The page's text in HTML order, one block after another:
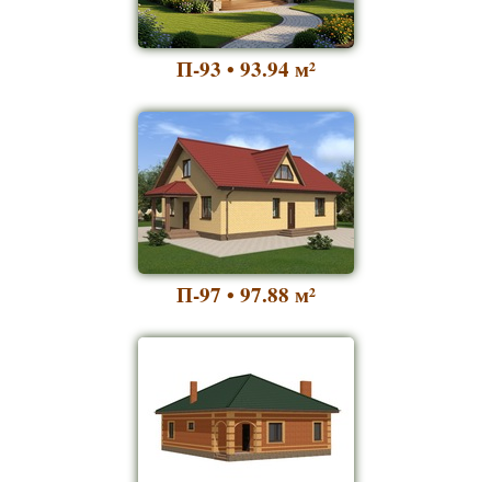
П-93 • 93.94 м²
П-97 • 97.88 м²